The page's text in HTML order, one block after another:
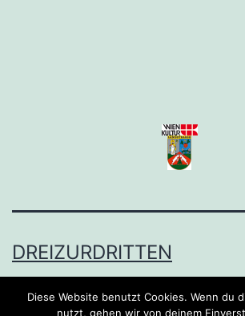
DREIZURDRITTEN
Büszkén működtetiWordPress .
Diese Website benutzt Cookies. Wenn du
nutzt, gehen wir von deinem